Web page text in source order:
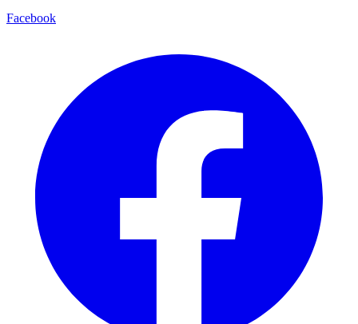
Facebook